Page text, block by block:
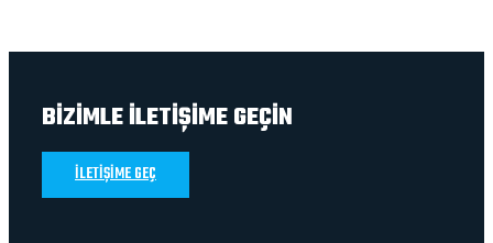
BİZİMLE İLETİŞİME GEÇİN
İLETİŞİME GEÇ